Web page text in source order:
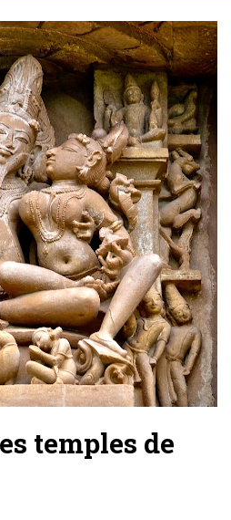
temples de